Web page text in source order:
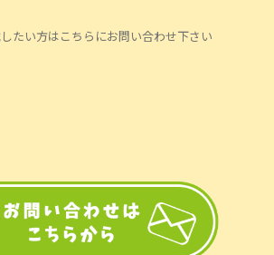
たい方はこちらにお問い合わせ下さい